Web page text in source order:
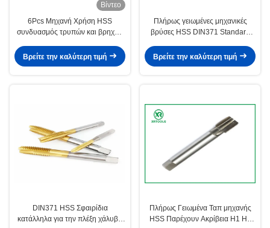
Βίντεο
6Pcs Μηχανή Χρήση HSS
συνδυασμός τρυπών και βρηχών
βρηχών σύνολα
Βρείτε την καλύτερη τιμή
Πλήρως γειωμένες μηχανικές
βρύσες HSS DIN371 Standard
Εργαλεία κοπής νήματος υψηλής
ακρίβειας για βιομηχανικά
Βρείτε την καλύτερη τιμή
DIN371 HSS Σφαιρίδια
κατάλληλα για την πλέξη χάλυβα
Πλήρως Γειωμένα Ταπ μηχανής
HSS Παρέχουν Ακρίβεια H1 H2